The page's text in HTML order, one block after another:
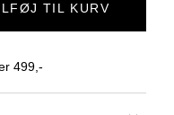
TIL KURV
499,-